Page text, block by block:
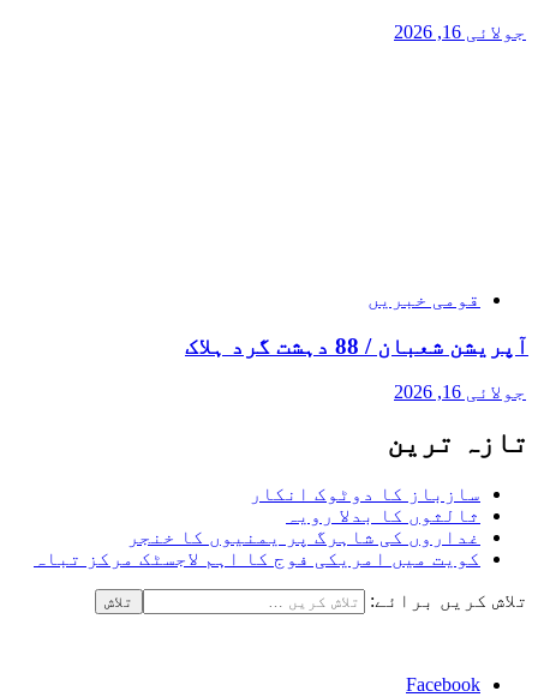
جولائی 16, 2026
قومی خبریں
آپریشن شعبان / 88 دہشت گرد ہلاک
جولائی 16, 2026
تازہ ترین
سازباز کا دوٹوک انکار
ثالثوں کا بدلا رویہ
غداروں کی شاہرگ پر یمنیوں کا خنجر
کویت میں امریکی فوج کا اہم لاجسٹک مرکز تباہ
تلاش کریں برائے:
Facebook